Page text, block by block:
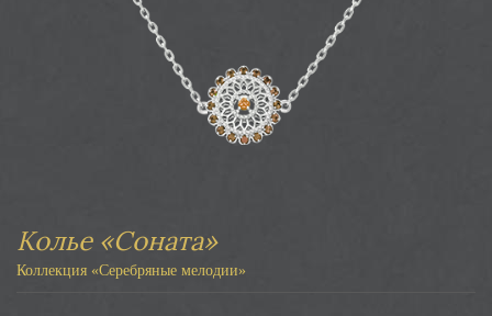
Колье «Соната»
Коллекция «Серебряные мелодии»